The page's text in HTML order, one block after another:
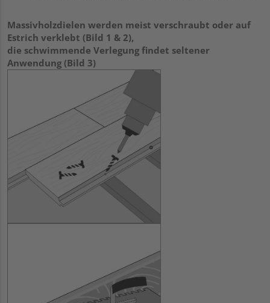
Massivholzdielen werden meist verschraubt oder auf
Estrich verklebt (Bild 1 & 2),
die schwimmende Verlegung findet seltener
Anwendung (Bild 3)